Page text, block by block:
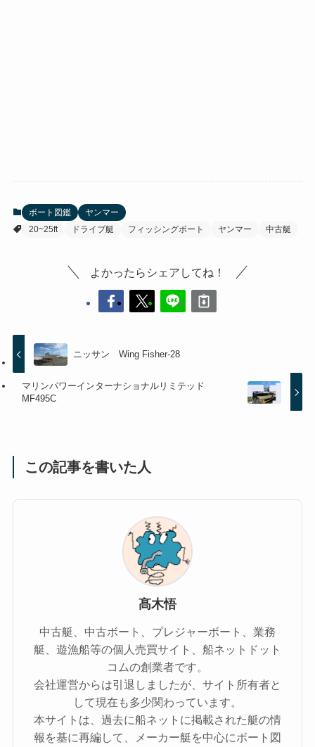
ボート図鑑
ヤンマー
20~25ft
ドライブ艇 フィッシングボート ヤンマー 中古艇
よかったらシェアしてね！
ニッサン Wing Fisher-28
マリンパワーインターナショナルリミテッド
MF495C
この記事を書いた人
髙木悟
中古艇、中古ボート、プレジャーボート、業務
艇、遊漁船等の個人売買サイト、船ネットドット
コムの創業者です。
会社運営からは引退しましたが、サイト所有者と
して現在も多少関わっています。
本サイトは、過去に船ネットに掲載された艇の情
報を基に再編して、メーカー艇を中心にボート図